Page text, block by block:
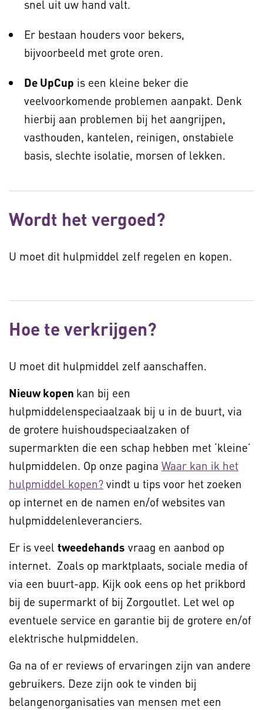
snel uit uw hand valt.
Er bestaan houders voor bekers,
bijvoorbeeld met grote oren.
De UpCup is een kleine beker die
veelvoorkomende problemen aanpakt. Denk
hierbij aan problemen bij het aangrijpen,
vasthouden, kantelen, reinigen, onstabiele
basis, slechte isolatie, morsen of lekken.
Wordt het vergoed?
U moet dit hulpmiddel zelf regelen en kopen.
Hoe te verkrijgen?
U moet dit hulpmiddel zelf aanschaffen.
Nieuw kopen kan bij een
hulpmiddelenspeciaalzaak bij u in de buurt, via
de grotere huishoudspeciaalzaken of
supermarkten die een schap hebben met ‘kleine’
hulpmiddelen. Op onze pagina Waar kan ik het
hulpmiddel kopen? vindt u tips voor het zoeken
op internet en de namen en/of websites van
hulpmiddelenleveranciers.
Er is veel tweedehands vraag en aanbod op
internet. Zoals op marktplaats, sociale media of
via een buurt-app. Kijk ook eens op het prikbord
bij de supermarkt of bij Zorgoutlet. Let wel op
eventuele service en garantie bij de grotere en/of
elektrische hulpmiddelen.
Ga na of er reviews of ervaringen zijn van andere
gebruikers. Deze zijn ook te vinden bij
belangenorganisaties van mensen met een